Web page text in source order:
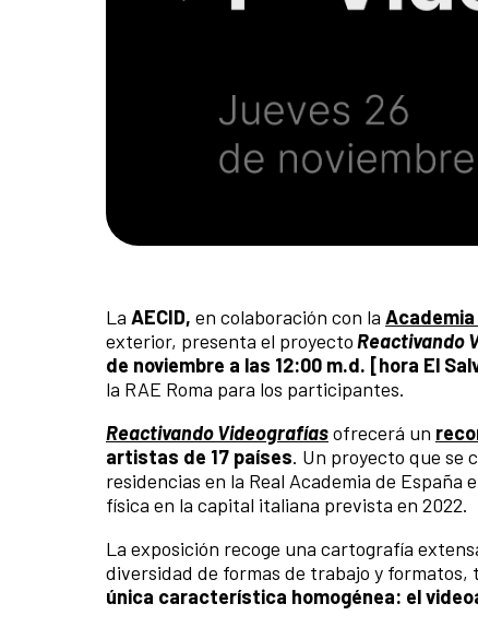
La AECID, en colaboración con la Academia
exterior, presenta el proyectoReactivando
de noviembre a las 12:00 m.d. [hora El
la RAE Roma para los participantes.
Reactivando Videografíasofrecerá un
artistas de 17 países. Un proyecto que se
residencias en la Real Academia de
física en la capital italiana prevista en 2022.
La exposición recoge una cartografía
diversidad de formas de trabajo y
única característica homogénea: el